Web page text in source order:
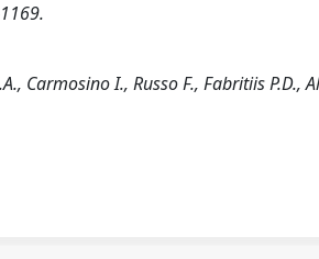
Carmosino I., Russo F., Fabritiis P.D.,